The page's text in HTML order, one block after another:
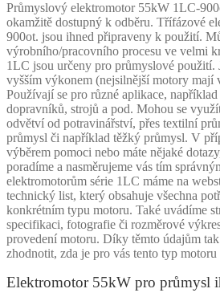
Průmyslový elektromotor 55kW 1LC-
okamžitě dostupný k odběru. Třífázové
900ot. jsou ihned připraveny k použití.
výrobního/pracovního procesu ve velmi
1LC jsou určeny pro průmyslové použití.
vyšším výkonem (nejsilnější motory mají
Používají se pro různé aplikace,
dopravníků, strojů a pod. Mohou se
odvětví od potravinářství, přes textilní
průmysl či například těžký průmysl. V
výběrem pomoci nebo máte nějaké
poradíme a nasměrujeme vás tím
elektromotorům série 1LC máme na
technický list, který obsahuje všechna
konkrétním typu motoru. Také uvádíme
specifikaci, fotografie či rozměrové
provedení motoru. Díky těmto údajům
zhodnotit, zda je pro vás tento typ
Elektromotor 55kW pro průmysl